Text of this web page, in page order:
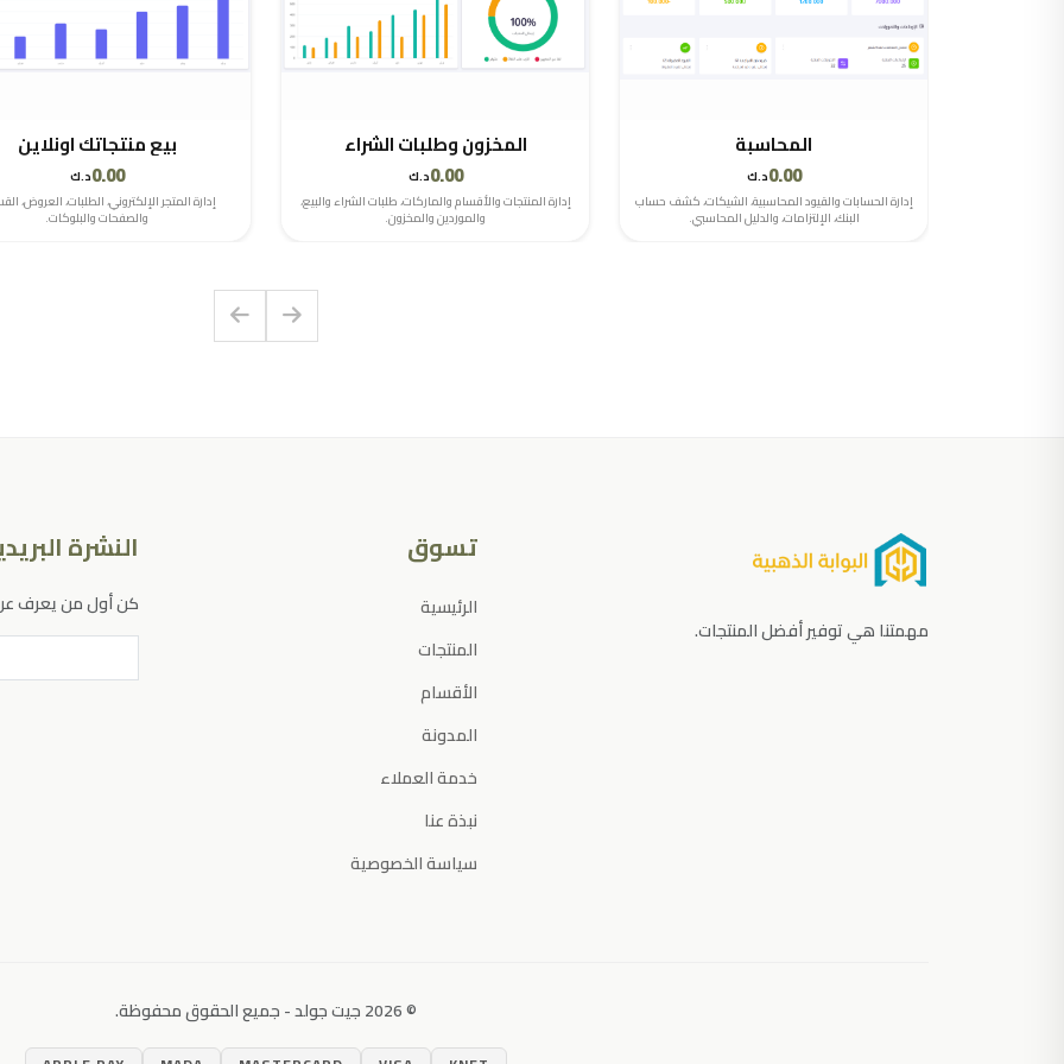
المحاسبة
0.00د.ك
إدارة الحسابات والقيود المحاسبية، الشيكات، كشف حساب
البنك، الإلتزامات، والدليل المحاسبي.
المخزون وطلبات الشراء
0.00د.ك
إدارة المنتجات والأقسام والماركات، طلبات الشراء والبيع،
والموردين والمخزون.
بيع منتجاتك اونلاين
0.00د.ك
إدارة المتجر الإلكتروني، الطلبات، العروض،
والصفحات والبلوكات.
مهمتنا هي توفير أفضل المنتجات.
تسوق
الرئيسية
المنتجات
الأقسام
المدونة
خدمة العملاء
نبذة عنا
سياسة الخصوصية
النشرة
كن أول من يعرف
© 2026 جيت جولد - جميع الحقوق محفوظة.